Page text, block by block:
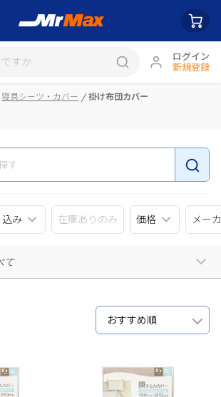
ログイン
新規登録
寝具シーツ・カバー 掛け布団カバー
み 在庫ありのみ 価格 メー
て
おすすめ順